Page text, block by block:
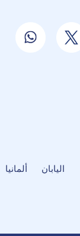
اليابان ألمانيا